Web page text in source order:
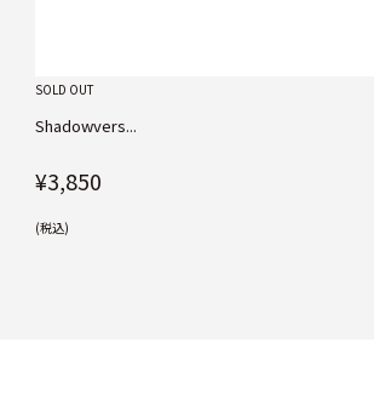
SOLD OUT
Shadowvers...
¥3,850
(税込)